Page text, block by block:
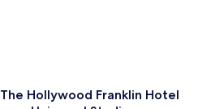
The
The Hollywood Franklin Hotel